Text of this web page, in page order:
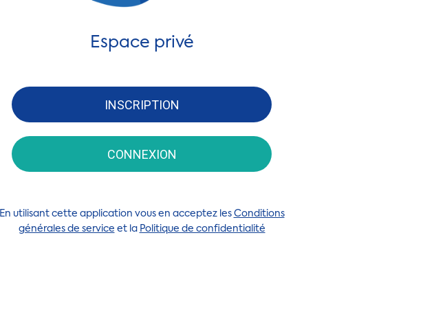
Espace privé
INSCRIPTION
CONNEXION
En utilisant cette application vous en acceptez les Conditions
générales de service et la Politique de confidentialité